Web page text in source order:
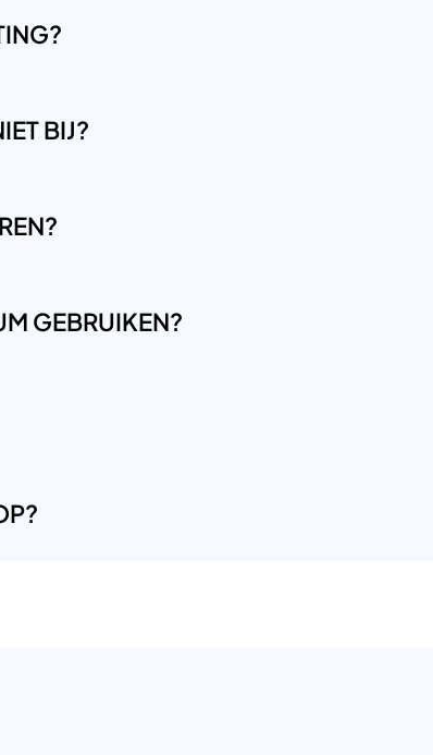
BIJ?
GEBRUIKEN?